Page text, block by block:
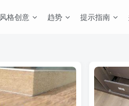
风格创意 趋势 提示指南